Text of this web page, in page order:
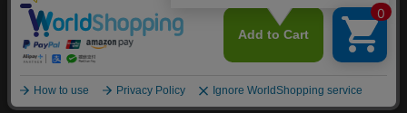
ご利用規約
Copyright © YOKOHAMA DeNA BAYSTARS All Rights Reserved.